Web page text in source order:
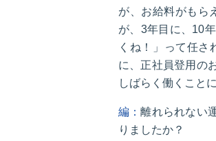
が、お給料がもら
が、3年目に、10
くね！」って任
に、正社員登用の
しばらく働くこと
編：離れられない
りましたか？